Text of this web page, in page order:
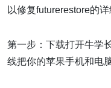
以修复futurerestore的详
第一步：下载打开牛学
线把你的苹果手机和电